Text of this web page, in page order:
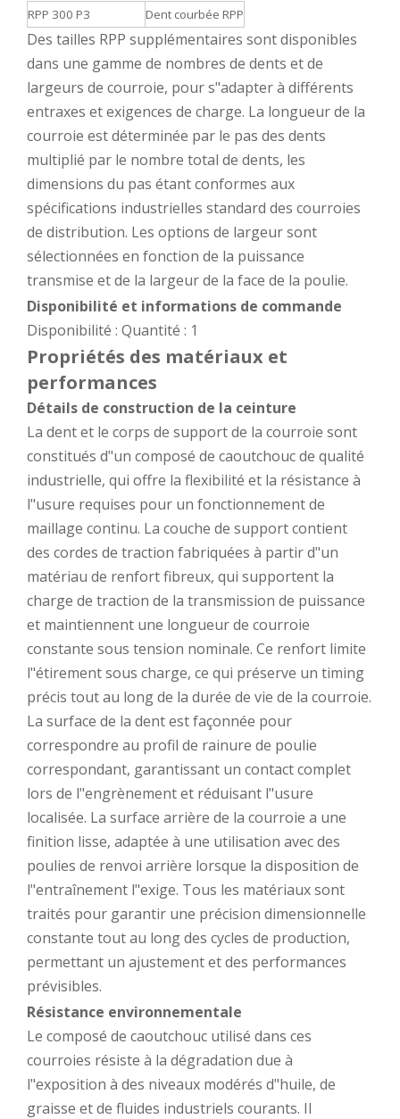
RPP 300 P3 Dent courbée RPP
Des tailles RPP supplémentaires sont disponibles
dans une gamme de nombres de dents et de
largeurs de courroie, pour s"adapter à différents
entraxes et exigences de charge. La longueur de la
courroie est déterminée par le pas des dents
multiplié par le nombre total de dents, les
dimensions du pas étant conformes aux
spécifications industrielles standard des courroies
de distribution. Les options de largeur sont
sélectionnées en fonction de la puissance
transmise et de la largeur de la face de la poulie.
Disponibilité et informations de commande
Disponibilité : Quantité : 1
Propriétés des matériaux et
performances
Détails de construction de la ceinture
La dent et le corps de support de la courroie sont
constitués d"un composé de caoutchouc de qualité
industrielle, qui offre la flexibilité et la résistance à
l"usure requises pour un fonctionnement de
maillage continu. La couche de support contient
des cordes de traction fabriquées à partir d"un
matériau de renfort fibreux, qui supportent la
charge de traction de la transmission de puissance
et maintiennent une longueur de courroie
constante sous tension nominale. Ce renfort limite
l"étirement sous charge, ce qui préserve un timing
précis tout au long de la durée de vie de la courroie.
La surface de la dent est façonnée pour
correspondre au profil de rainure de poulie
correspondant, garantissant un contact complet
lors de l"engrènement et réduisant l"usure
localisée. La surface arrière de la courroie a une
finition lisse, adaptée à une utilisation avec des
poulies de renvoi arrière lorsque la disposition de
l"entraînement l"exige. Tous les matériaux sont
traités pour garantir une précision dimensionnelle
constante tout au long des cycles de production,
permettant un ajustement et des performances
prévisibles.
Résistance environnementale
Le composé de caoutchouc utilisé dans ces
courroies résiste à la dégradation due à
l"exposition à des niveaux modérés d"huile, de
graisse et de fluides industriels courants. Il